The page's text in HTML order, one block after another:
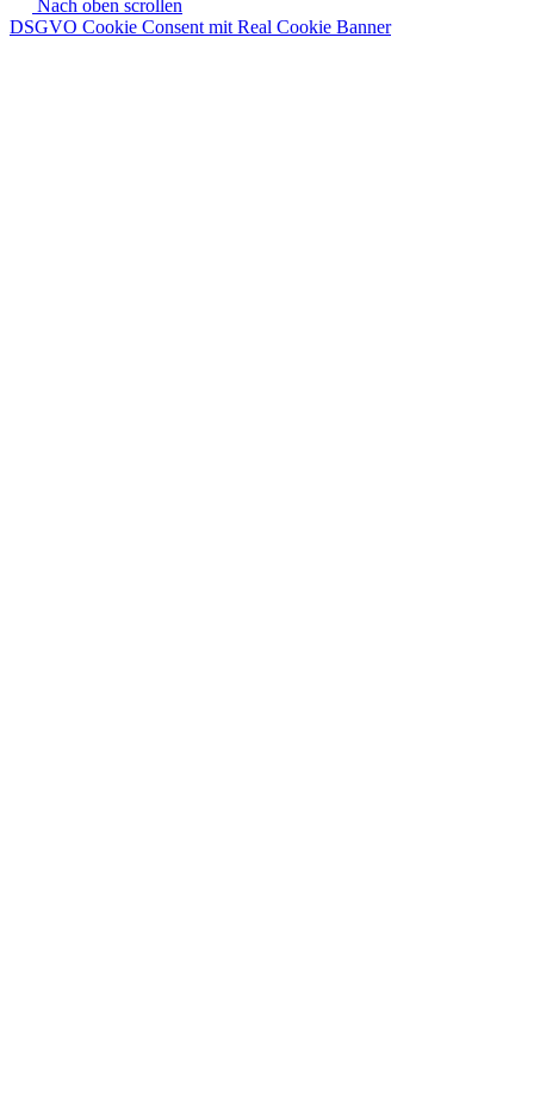
Nach oben scrollen
DSGVO Cookie Consent mit Real Cookie Banner